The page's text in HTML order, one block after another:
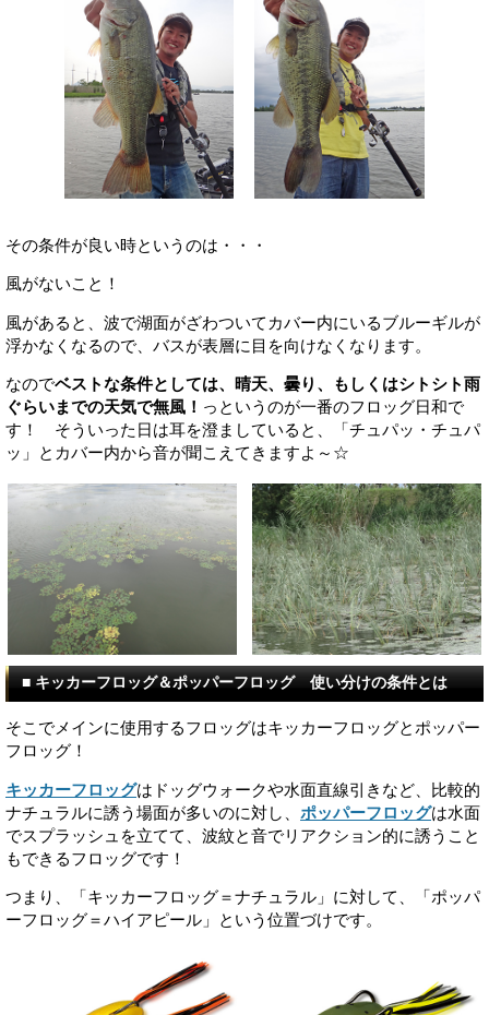
その条件が良い時というのは・・・
風がないこと！
風があると、波で湖面がざわついてカバー内にいるブルーギルが
浮かなくなるので、バスが表層に目を向けなくなります。
なのでベストな条件としては、晴天、曇り、もしくはシトシト雨
ぐらいまでの天気で無風！ っというのが一番のフロッグ日和で
す！ そういった日は耳を澄ましていると、「チュパッ・チュパ
ッ」とカバー内から音が聞こえてきますよ～☆
■ キッカーフロッグ＆ポッパーフロッグ 使い分けの条件とは
そこでメインに使用するフロッグはキッカーフロッグとポッパー
フロッグ！
キッカーフロッグはドッグウォークや水面直線引きなど、比較的
ナチュラルに誘う場面が多いのに対し、 ポッパーフロッグは水面
でスプラッシュを立てて、波紋と音でリアクション的に誘うこと
もできるフロッグです！
つまり、「キッカーフロッグ＝ナチュラル」に対して、「ポッパ
ーフロッグ＝ハイアピール」という位置づけです。